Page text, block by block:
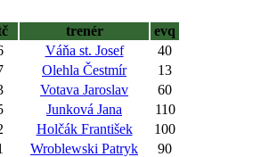
trenér
evq
Váňa st. Josef
40
Olehla Čestmír
13
Votava Jaroslav
60
Junková Jana
110
Holčák František
100
Wroblewski Patryk
90